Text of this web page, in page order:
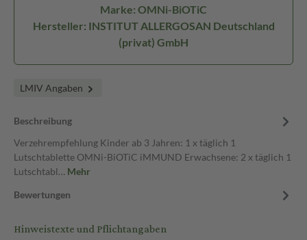
Marke: OMNi-BiOTiC
Hersteller: INSTITUT ALLERGOSAN Deutschland
(privat) GmbH
LMIV Angaben
Beschreibung
Verzehrempfehlung Kinder ab 3 Jahren: 1 x täglich 1
Lutschtablette OMNi-BiOTiC iMMUND Erwachsene: 2 x täglich 1
Lutschtabl… Mehr
Bewertungen
Hinweistexte und Pflichtangaben